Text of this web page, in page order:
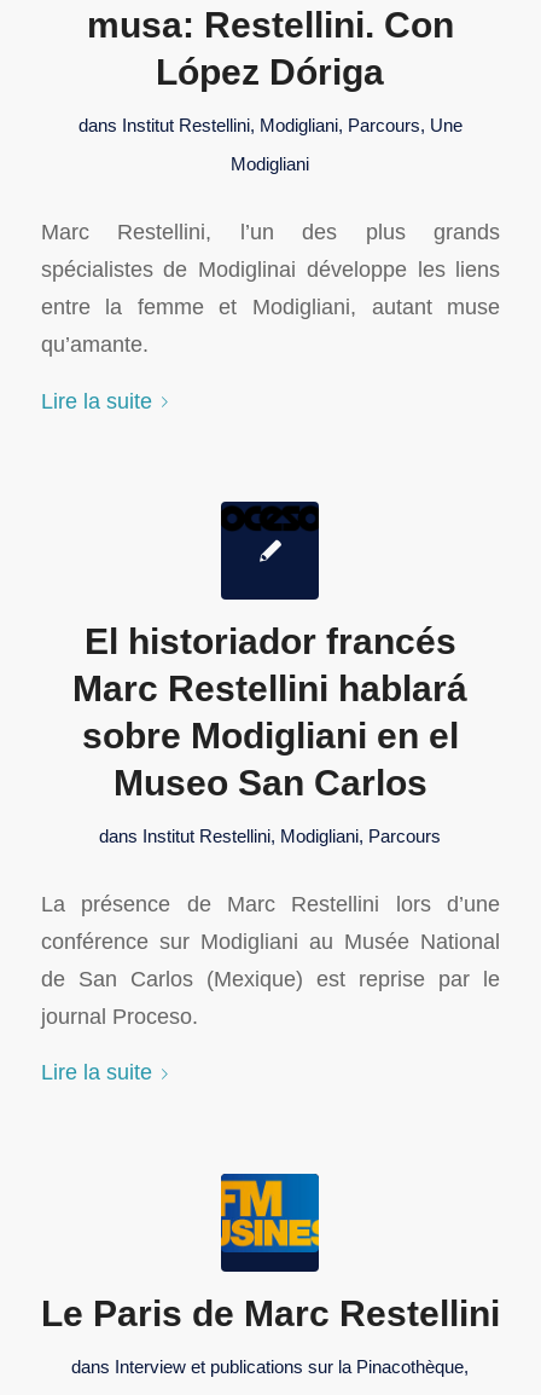
musa: Restellini. Con
López Dóriga
dans Institut Restellini, Modigliani, Parcours, Une
Modigliani
Marc Restellini, l’un des plus grands
spécialistes de Modiglinai développe les liens
entre la femme et Modigliani, autant muse
qu’amante.
Lire la suite
El historiador francés
Marc Restellini hablará
sobre Modigliani en el
Museo San Carlos
dans Institut Restellini, Modigliani, Parcours
La présence de Marc Restellini lors d’une
conférence sur Modigliani au Musée National
de San Carlos (Mexique) est reprise par le
journal Proceso.
Lire la suite
Le Paris de Marc Restellini
dans Interview et publications sur la Pinacothèque,